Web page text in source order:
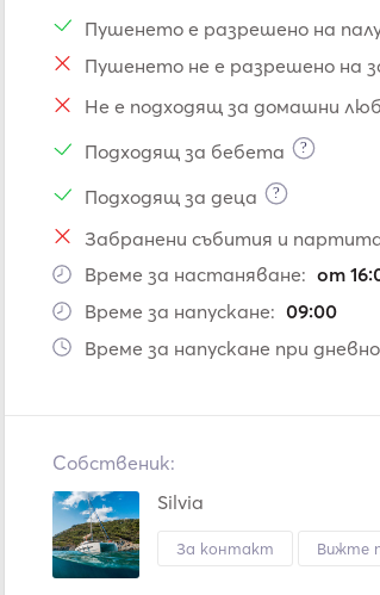
Пушенето е разрешено на
Пушенето не е разрешено на
Не е подходящ за домашни
Подходящ за бебета ?
Подходящ за деца ?
Забранени събития и
Време за настаняване: от
Време за напускане: 09:00
Време за напускане при
Собственик:
Silvia
За контакт Вижте